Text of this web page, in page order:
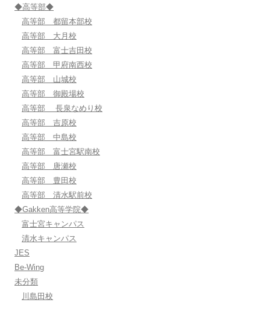
◆高等部◆
高等部 都留本部校
高等部 大月校
高等部 富士吉田校
高等部 甲府南西校
高等部 山城校
高等部 御殿場校
高等部 長泉なめり校
高等部 吉原校
高等部 中島校
高等部 富士宮駅南校
高等部 唐瀬校
高等部 豊田校
高等部 清水駅前校
◆Gakken高等学院◆
富士宮キャンパス
清水キャンパス
JES
Be-Wing
未分類
川島田校